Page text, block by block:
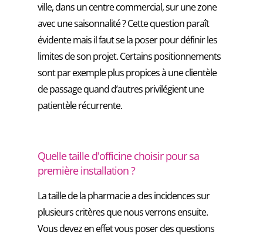
ville, dans un centre commercial, sur une zone
avec une saisonnalité ? Cette question paraît
évidente mais il faut se la poser pour définir les
limites de son projet. Certains positionnements
sont par exemple plus propices à une clientèle
de passage quand d’autres privilégient une
patientèle récurrente.
Quelle taille d'officine choisir pour sa
première installation ?
La taille de la pharmacie a des incidences sur
plusieurs critères que nous verrons ensuite.
Vous devez en effet vous poser des questions